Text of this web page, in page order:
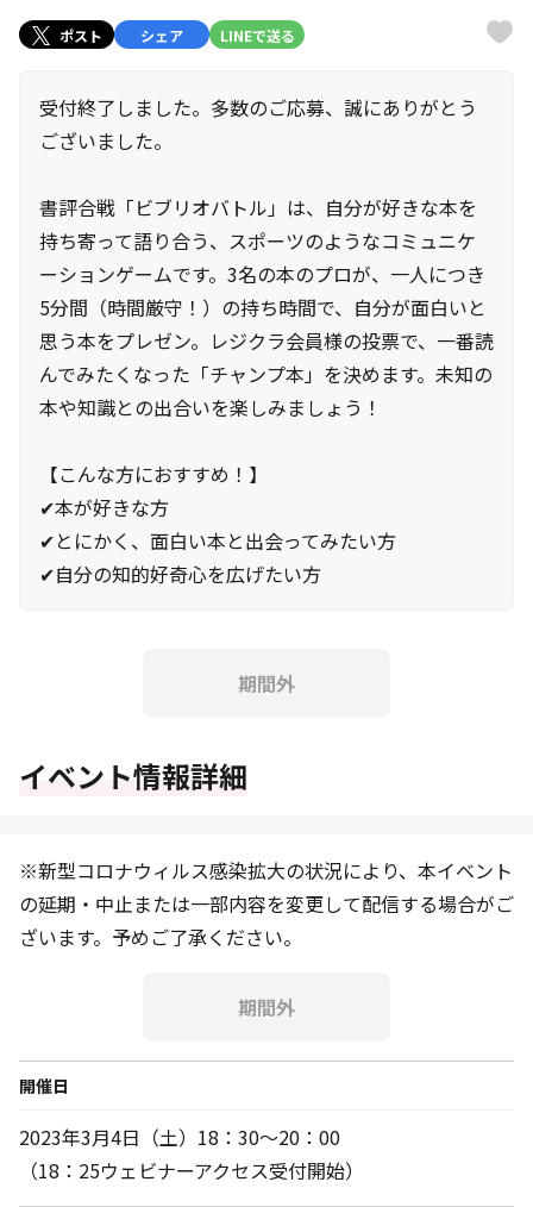
ポスト シェア LINEで送る
受付終了しました。多数のご応募、誠にありがとう
ございました。
書評合戦「ビブリオバトル」は、自分が好きな本を
持ち寄って語り合う、スポーツのようなコミュニケ
ーションゲームです。3名の本のプロが、一人につき
5分間（時間厳守！）の持ち時間で、自分が面白いと
思う本をプレゼン。レジクラ会員様の投票で、一番読
んでみたくなった「チャンプ本」を決めます。未知の
本や知識との出合いを楽しみましょう！
【こんな方におすすめ！】
✔本が好きな方
✔とにかく、面白い本と出会ってみたい方
✔自分の知的好奇心を広げたい方
期間外
イベント情報詳細
※新型コロナウィルス感染拡大の状況により、本イベント
の延期・中止または一部内容を変更して配信する場合がご
ざいます。予めご了承ください。
期間外
開催日
2023年3月4日（土）18：30～20：00
（18：25ウェビナーアクセス受付開始）